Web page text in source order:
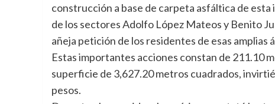
construcción a base de carpeta asfáltica de
de los sectores Adolfo López Mateos y Benito
añeja petición de los residentes de esas amplias
Estas importantes acciones constan de 211.10
superficie de 3,627.20 metros cuadrados,
pesos.